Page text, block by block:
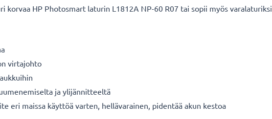
HP Photosmart laturin L1812A NP-60 R07 tai sopii myös varalaturiksi.
virtajohto
ja ylijännitteeltä
eri maissa käyttöä varten, hellävarainen, pidentää akun kestoa